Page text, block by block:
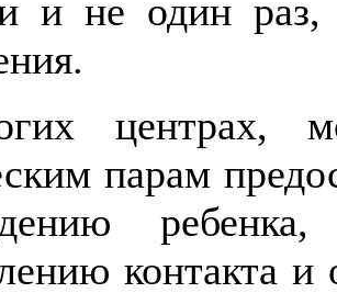
и не один раз,
центрах,
парам
ребенка,
контакта